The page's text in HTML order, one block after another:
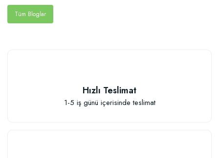
Tüm Bloglar
Hızlı Teslimat
1-5 iş günü içerisinde teslimat